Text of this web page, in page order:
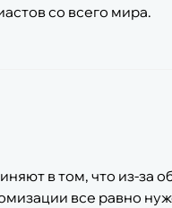
со всего мира.
в том, что из-за
все равно